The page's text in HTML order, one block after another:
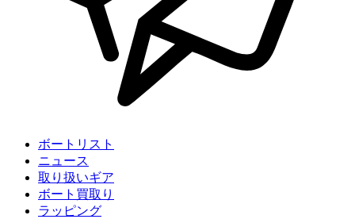
ボートリスト
ニュース
取り扱いギア
ボート買取り
ラッピング